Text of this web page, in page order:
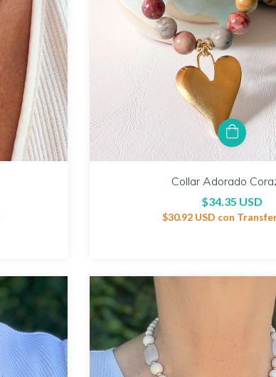
Collar Adorado
$34.35 USD
$30.92 USD con